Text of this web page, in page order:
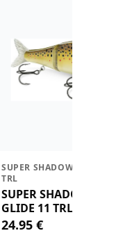
SUPER SHADOW RAP GLIDE 11
TRL
SUPER SHADOW RAP
GLIDE 11 TRL
24.95 €